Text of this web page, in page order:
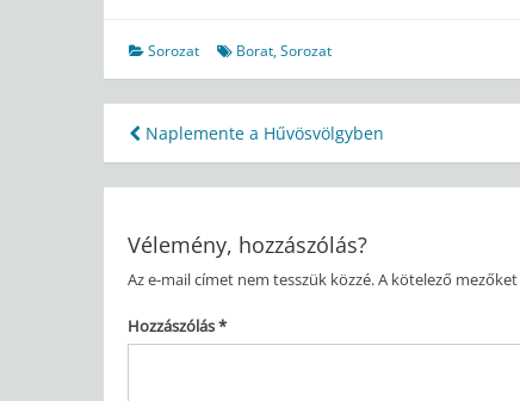
Sorozat Borat,Sorozat
Bejegyzés
navigáció
Naplemente a Hűvösvölgyben
Vélemény, hozzászólás?
Az e-mail címet nem tesszük közzé.A kötelező mezőket
Hozzászólás*